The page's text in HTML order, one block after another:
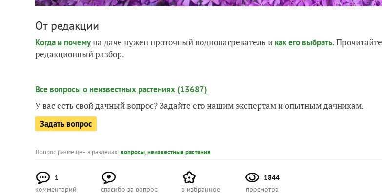
От редакции
Когда и почемуна даче нужен проточный воднонагреватель и как его выбрать. Прочитайте
редакционный разбор.
Все вопросы о неизвестных растениях (13687)
У вас есть свой дачный вопрос? Задайте его нашим экспертам и опытным дачникам.
Задать вопрос
Вопрос размещен в разделах:вопросы,неизвестные растения
1
комментарий
спасибо за вопрос в избранное
1844
просмотра